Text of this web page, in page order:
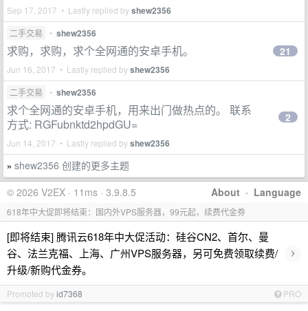
Sep 17, 2017 • Lastly replied byshew2356
二手交易 • shew2356
求购，求购，求个全网通的安卓手机。
Jun 16, 2017 • Lastly replied byshew2356
21
二手交易 • shew2356
求个全网通的安卓手机，用来出门做热点的。 联系
方式: RGFubnktd2hpdGU=
Jun 14, 2017 • Lastly replied byshew2356
2
» shew2356 创建的更多主题
About · Language
© 2026 V2EX · 11ms · 3.9.8.5
618年中大促即将结束：国内外VPS服务器，99元起，续费代金券
[即将结束] 腾讯云618年中大促活动：硅谷CN2、首尔、曼
谷、法兰克福、上海、广州VPS服务器，另可免费领取续费/
升级/新购代金券。
›
Promoted byid7368 PRO